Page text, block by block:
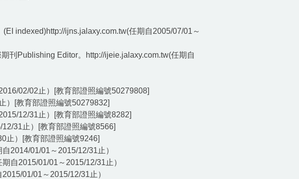
indexed)http://ijns.jalaxy.com.tw(任期自2005/07/01～
刊Publishing Editor。http://ijeie.jalaxy.com.tw(任期自
02/02止）[教育部證照編號50279808]
）[教育部證照編號50279832]
12/31止）[教育部證照編號8​282]
31止）[教育部證照編號8​566]
止）[教育部證照編號9246]
2014/01/01～2015/12/31止）
自2015/01/01～2015/12/31止）
01/01～2015/12/31止）